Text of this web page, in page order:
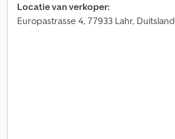
Locatie van verkoper:
Europastrasse 4, 77933 Lahr, Duitsland